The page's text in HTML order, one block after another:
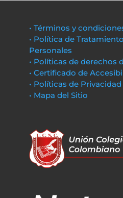
• Términos y
• Política de
Personales
• Políticas de derechos
• Certificado de
• Políticas de
• Mapa del Sitio